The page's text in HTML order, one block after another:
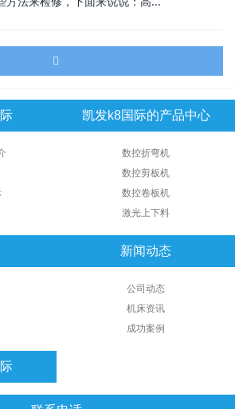
凯发k8国际的产品中心
数控折弯机
数控剪板机
数控卷板机
激光上下料
新闻动态
公司动态
机床资讯
成功案例